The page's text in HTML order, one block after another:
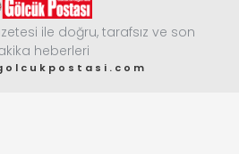
ile doğru, tarafsız ve son
heberleri